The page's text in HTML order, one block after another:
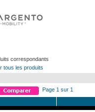
correspondants
tous les produits
Page 1 sur 1